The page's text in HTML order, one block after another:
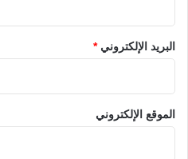
البريد الإلكتروني*
الموقع الإلكتروني